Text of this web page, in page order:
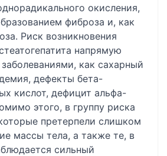
окисления,
фиброза и, как
Риск возникновения
напрямую
как сахарный
дефекты бета-
кислот, дефицит альфа-
этого, в группу риска
претерпели слишком
массы тела, а также те, в
сильный